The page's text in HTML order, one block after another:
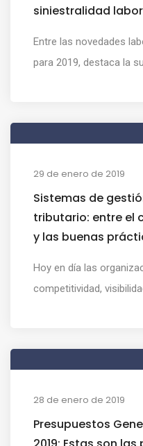
siniestralidad
Entre las novedades
para 2019, destaca la
29 de enero de 2019
Sistemas de
tributario: entre el
y las buenas
Hoy en día las
competitividad,
28 de enero de 2019
Presupuestos